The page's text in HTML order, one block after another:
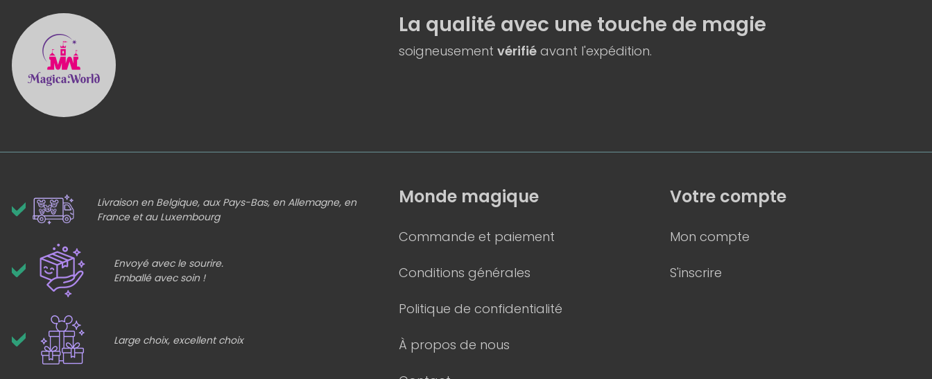
La qualité avec une touche de magie
soigneusementvérifié avant l'expédition.
Livraison en Belgique, aux Pays-Bas, en Allemagne, en
France et au Luxembourg
Envoyé avec le sourire.
Emballé avec soin !
Large choix, excellent choix
Monde magique
Commande et paiement
Conditions générales
Politique de confidentialité
À propos de nous
Votre compte
Mon compte
S'inscrire